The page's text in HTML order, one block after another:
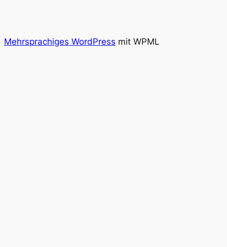
Mehrsprachiges WordPress mit WPML